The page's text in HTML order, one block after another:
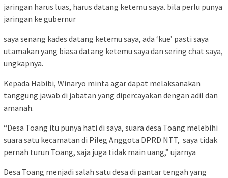
jaringan harus luas, harus datang ketemu saya. bila perlu punya
jaringan ke gubernur
saya senang kades datang ketemu saya, ada ‘kue’ pasti saya
utamakan yang biasa datang ketemu saya dan sering chat saya,
ungkapnya.
Kepada Habibi, Winaryo minta agar dapat melaksanakan
tanggung jawab di jabatan yang dipercayakan dengan adil dan
amanah.
“Desa Toang itu punya hati di saya, suara desa Toang melebihi
suara satu kecamatan di Pileg Anggota DPRD NTT, saya tidak
pernah turun Toang, saja juga tidak main uang,” ujarnya
Desa Toang menjadi salah satu desa di pantar tengah yang